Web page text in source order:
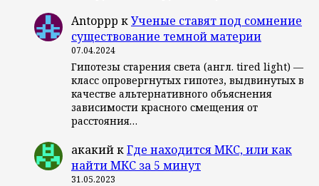
Antoppp кУченые ставят под сомнение
существование темной материи
07.04.2024
Гипотезы старения света (англ. tired light) —
класс опровергнутых гипотез, выдвинутых в
качестве альтернативного объяснения
зависимости красного смещения от
расстояния…
акакийкГде находится МКС, или как
найти МКС за 5 минут
31.05.2023